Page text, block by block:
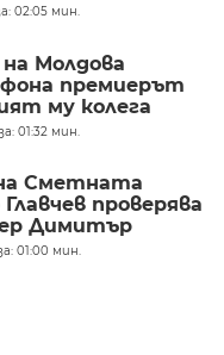
02:05 мин.
Молдова
премиерът
му колега
01:32 мин.
Сметната
проверява
Димитър
01:00 мин.